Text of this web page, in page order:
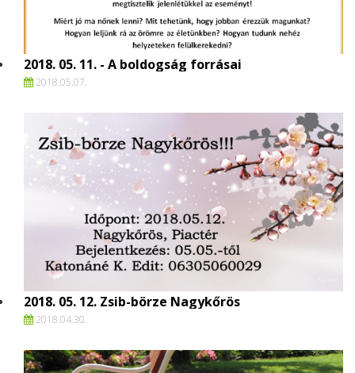
2018. 05. 11. - A boldogság forrásai
2018.05.07.
2018. 05. 12. Zsib-börze Nagykőrös
2018.04.30.